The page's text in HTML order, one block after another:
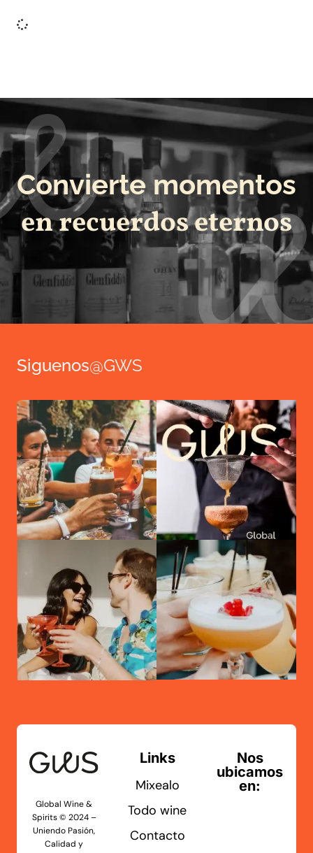
Ver más
Convierte momentos
en recuerdos eternos
Siguenos@GWS
Global Wine &
Spirits © 2024 –
Uniendo Pasión,
Calidad y
Links
Mixealo
Todo wine
Contacto
Nos
ubicamos
en: